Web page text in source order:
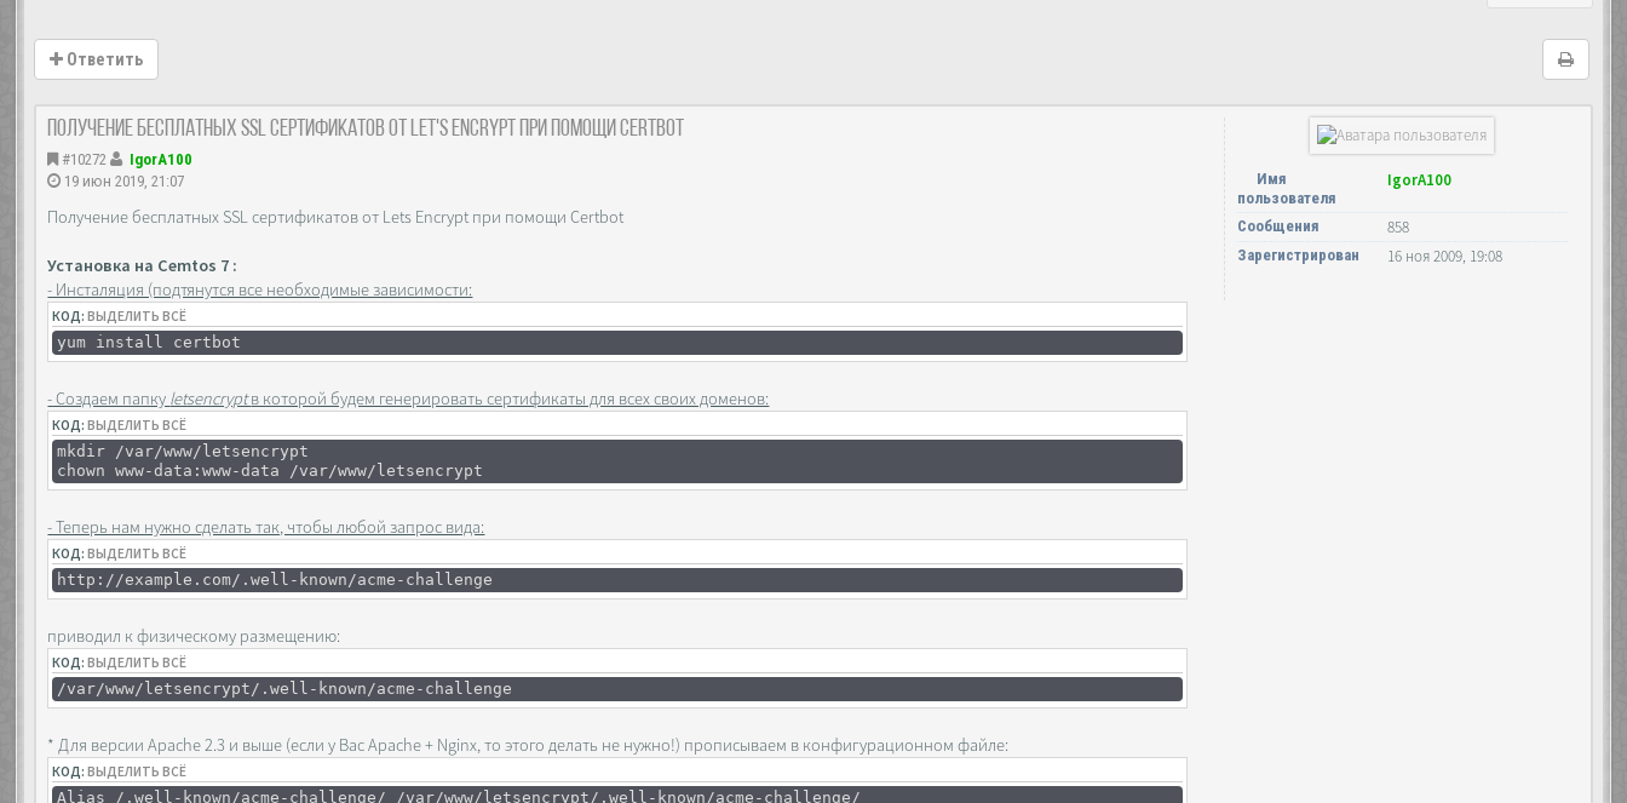
Ответить
Получение бесплатных SSL сертификатов от Let's Encrypt при помощи Certbot
#10272
IgorA100
19 июн 2019, 21:07
Получение бесплатных SSL сертификатов от Lets Encrypt при помощи Certbot
Установка на Cemtos 7 :
- Инсталяция (подтянутся все необходимые зависимости:
КОД:ВЫДЕЛИТЬ ВСЁ
yum install certbot
- Создаем папку letsencryptв которой будем генерировать сертификаты для всех своих доменов:
КОД:ВЫДЕЛИТЬ ВСЁ
mkdir /var/www/letsencrypt
chown www-data:www-data /var/www/letsencrypt
- Теперь нам нужно сделать так, чтобы любой запрос вида:
КОД:ВЫДЕЛИТЬ ВСЁ
http://example.com/.well-known/acme-challenge
приводил к физическому размещению:
КОД:ВЫДЕЛИТЬ ВСЁ
/var/www/letsencrypt/.well-known/acme-challenge
* Для версии Apache 2.3 и выше (если у Вас Apache + Nginx, то этого делать не нужно!) прописываем в конфигурационном файле:
КОД:ВЫДЕЛИТЬ ВСЁ
Alias /.well-known/acme-challenge/ /var/www/letsencrypt/.well-known/acme-challenge/
Имя
пользователя
IgorA100
Сообщения 858
Зарегистрирован 16 ноя 2009, 19:08